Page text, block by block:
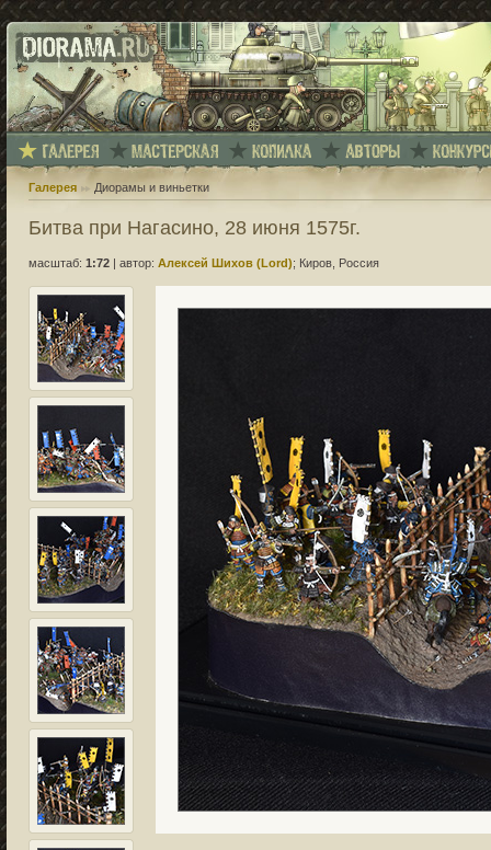
Галерея Диорамы и виньетки
Битва при Нагасино, 28 июня 1575г.
масштаб: 1:72 автор: Алексей Шихов (Lord); Киров, Россия